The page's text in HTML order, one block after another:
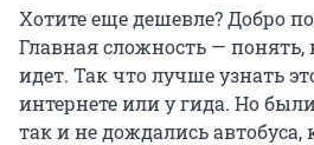
Хотите еще дешевле? Добро
Главная сложность —
идет. Так что лучше узнать
интернете или у гида. Но
так и не дождались